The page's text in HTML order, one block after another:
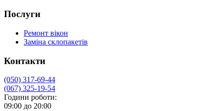
Послуги
Ремонт вікон
Заміна склопакетів
Контакти
(050) 317-69-44
(067) 325-19-54
Години роботи:
09:00 до 20:00